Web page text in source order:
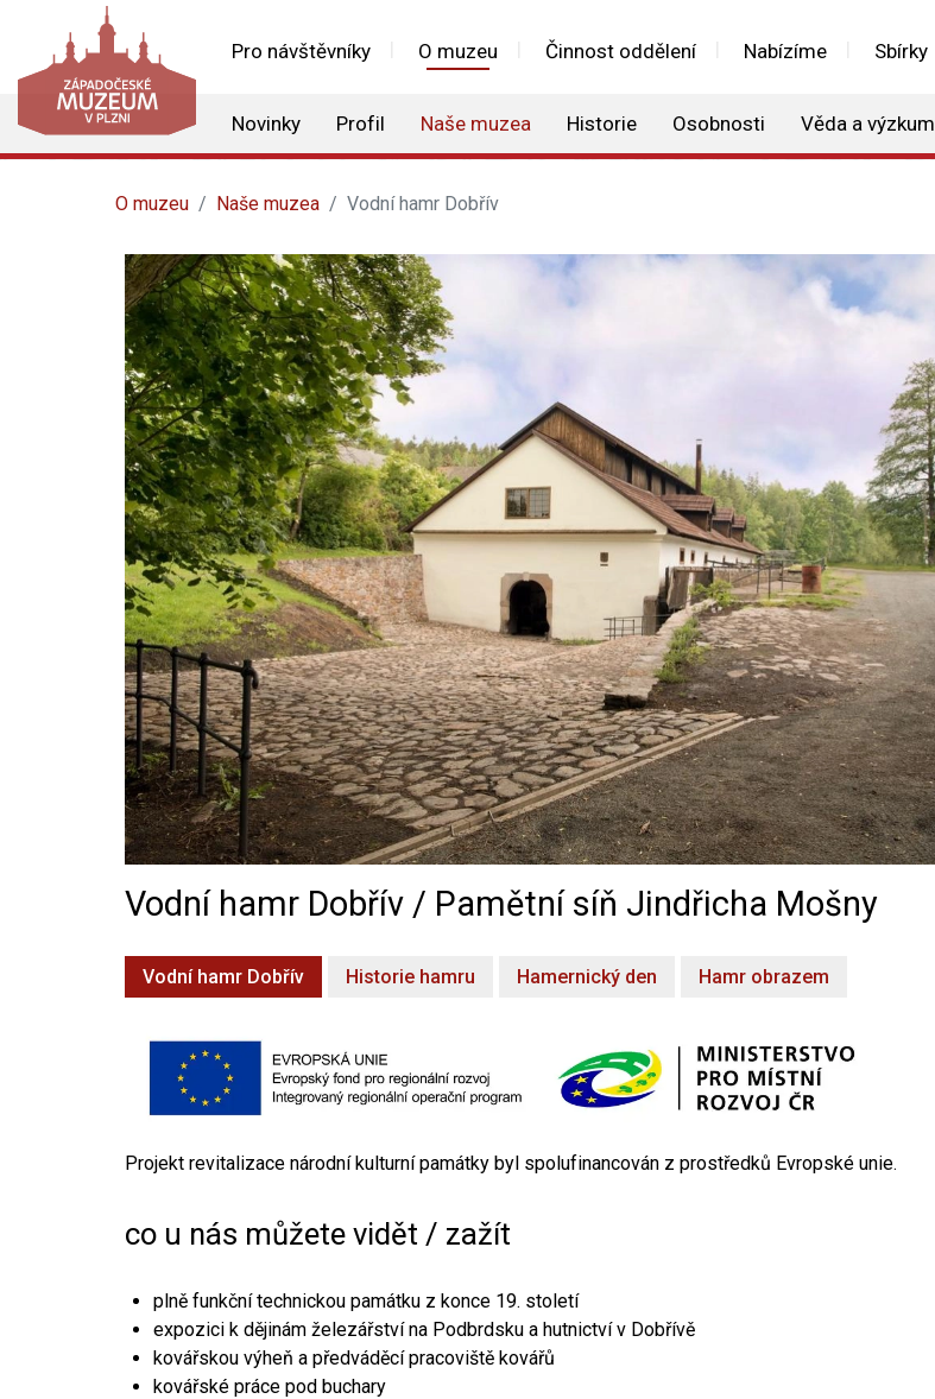
Pro návštěvníky O muzeu Činnost oddělení Nabízíme Sbírky
Novinky Profil Naše muzea Historie Osobnosti Věda a výzkum
O muzeu Naše muzea Vodní hamr Dobřív
Vodní hamr Dobřív / Pamětní síň Jindřicha Mošny
Vodní hamr Dobřív Historie hamru Hamernický den Hamr obrazem
Projekt revitalizace národní kulturní památky byl spolufinancován z prostředků Evropské unie.
co u nás můžete vidět / zažít
plně funkční technickou památku z konce 19. století
expozici k dějinám železářství na Podbrdsku a hutnictví v Dobřívě
kovářskou výheň a předváděcí pracoviště kovářů
kovářské práce pod buchary